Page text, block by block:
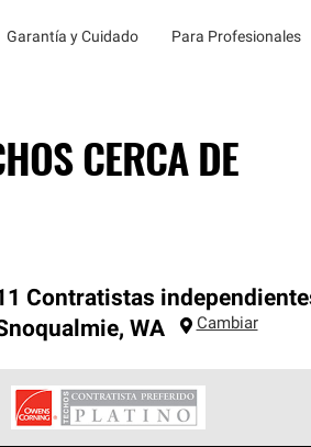
Garantía y Cuidado Para Profesionales
CERCA DE
Contratistas
, WA Cambiar